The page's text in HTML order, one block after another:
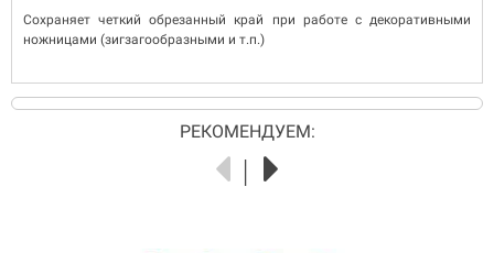
Сохраняет четкий обрезанный край при работе с декоративными
ножницами (зигзагообразными и т.п.)
РЕКОМЕНДУЕМ: